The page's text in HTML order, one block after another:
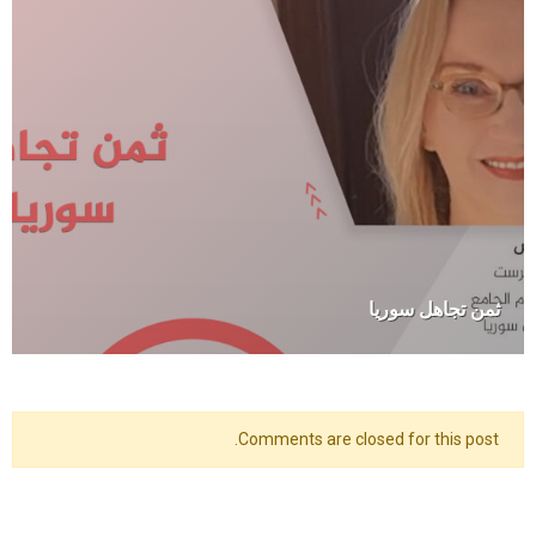
ثمن تجاهل سوريا
Comments are closed for this post.